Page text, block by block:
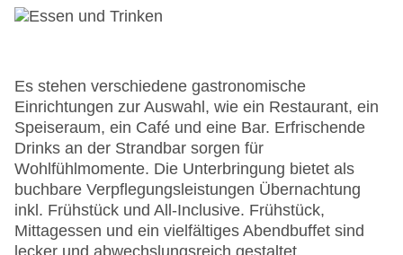
Zimmerservice
Gesamtanzahl der Zimmer: 234
Pools:Outdoor Pool, Sonnenschirme am Pool,
Liegen am Pool
Zahlungsarten: American Express, Mastercard,
Visa
Landeskategorie: 5 Sterne
Es stehen verschiedene gastronomische
Einrichtungen zur Auswahl, wie ein Restaurant, ein
Speiseraum, ein Café und eine Bar. Erfrischende
Drinks an der Strandbar sorgen für
Wohlfühlmomente. Die Unterbringung bietet als
buchbare Verpflegungsleistungen Übernachtung
inkl. Frühstück und All-Inclusive. Frühstück,
Mittagessen und ein vielfältiges Abendbuffet sind